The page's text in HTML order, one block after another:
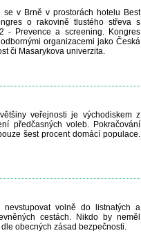
se v Brně v prostorách hotelu Best
o rakovině tlustého střeva s
- Prevence a screening. Kongres
organizacemi jako Česká
či Masarykova univerzita.
veřejnosti je východiskem z
předčasných voleb. Pokračování
šest procent domácí populace.
volně do listnatých a
cestách. Nikdo by neměl
obecných zásad bezpečnosti.